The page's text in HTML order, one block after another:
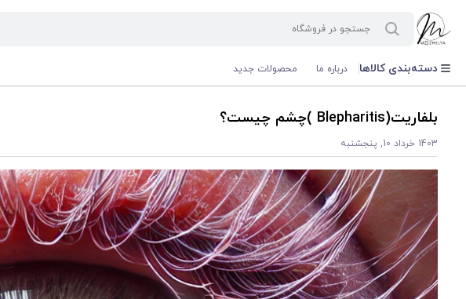
دسته‌بندی کالاها درباره ما محصولات جدید
بلفاریت(Blepharitis )چشم چیست؟
1403 خرداد 10, پنجشنبه